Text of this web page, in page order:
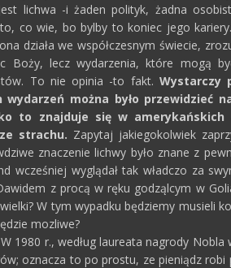
lichwa -i żaden polityk, żadna
co wie, bo bylby to koniec jego
działa we współczesnym świecie,
lecz wydarzenia, które mogą
To nie opinia -to fakt. Wystarczy
można było przewidzieć
to znajduje się w amerykańskich
strachu. Zapytaj jakiegokolwiek
znaczenie lichwy było znane z
wcześniej wyglądał tak władczo za
z procą w ręku godząlcym w
W tym wypadku będziemy musieli
mozliwe?
W 1980 r., według laureata nagrody Nobla
oznacza to po prostu, ze pieniądz robi